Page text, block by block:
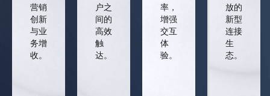
营销
创新
与业
务增
收。
户之
间的
高效
触
达。
率，
增强
交互
体
验。
放的
新型
连接
生
态。